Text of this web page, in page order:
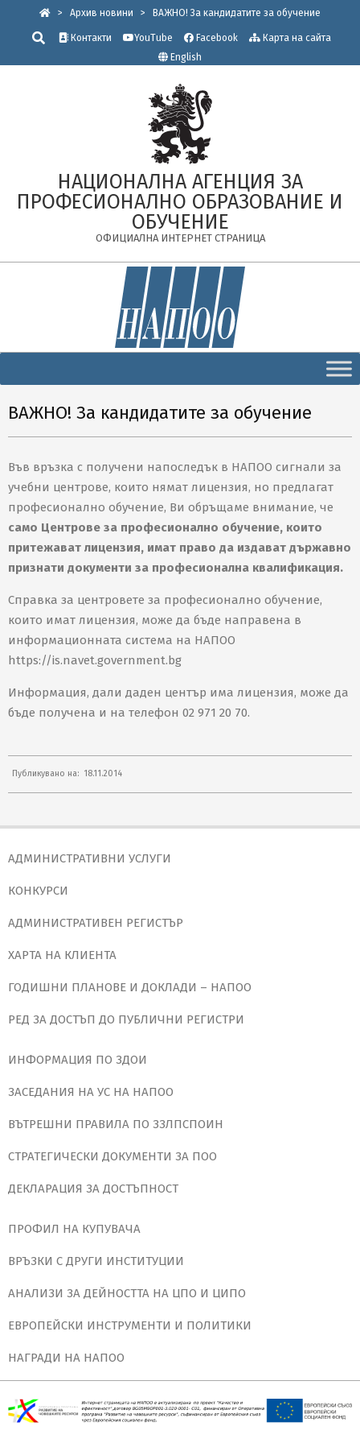
content
> Архив новини >
ВАЖНО! За кандидатите за обучение
Търсене
Контакти YouTube Facebook
Карта на сайта
English
НАЦИОНАЛНА АГЕНЦИЯ ЗА
ПРОФЕСИОНАЛНО ОБРАЗОВАНИЕ И
ОБУЧЕНИЕ
ОФИЦИАЛНА ИНТЕРНЕТ СТРАНИЦА
Navigation
ВАЖНО! За кандидатите за обучение
Във връзка с получени напоследък в НАПОО сигнали за
учебни центрове, които нямат лицензия, но предлагат
професионално обучение, Ви обръщаме внимание, че
само Центрове за професионално обучение, които
притежават лицензия, имат право да издават държавно
признати документи за професионална квалификация.
Справка за центровете за професионално обучение,
които имат лицензия, може да бъде направена в
информационната система на НАПОО
https://is.navet.government.bg
Информация, дали даден център има лицензия, може да
бъде получена и на телефон 02 971 20 70.
Публикувано на: 18.11.2014
АДМИНИСТРАТИВНИ УСЛУГИ
КОНКУРСИ
АДМИНИСТРАТИВЕН РЕГИСТЪР
ХАРТА НА КЛИЕНТА
ГОДИШНИ ПЛАНОВЕ И ДОКЛАДИ – НАПОО
РЕД ЗА ДОСТЪП ДО ПУБЛИЧНИ РЕГИСТРИ
ИНФОРМАЦИЯ ПО ЗДОИ
ЗАСЕДАНИЯ НА УС НА НАПОО
ВЪТРЕШНИ ПРАВИЛА ПО ЗЗЛПСПОИН
СТРАТЕГИЧЕСКИ ДОКУМЕНТИ ЗА ПОО
ДЕКЛАРАЦИЯ ЗА ДОСТЪПНОСТ
ПРОФИЛ НА КУПУВАЧА
ВРЪЗКИ С ДРУГИ ИНСТИТУЦИИ
АНАЛИЗИ ЗА ДЕЙНОСТТА НА ЦПО И ЦИПО
ЕВРОПЕЙСКИ ИНСТРУМЕНТИ И ПОЛИТИКИ
НАГРАДИ НА НАПОО